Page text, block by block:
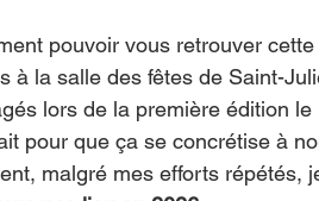
pouvoir vous retrouver
à la salle des fêtes de Saint-
lors de la première édition
pour que ça se concrétise à
malgré mes efforts répétés,